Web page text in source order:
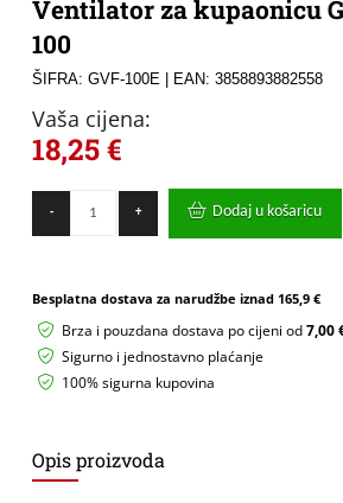
Ventilator za kupaonicu
100
ŠIFRA: GVF-100E | EAN: 3858893882558
Vaša cijena:
18,25€
-
kupaonicu
Fi
količina
+ Dodaj u košaricu
Besplatna dostava za narudžbe iznad 165,9 €
Brza i pouzdana dostava po cijeni od7,00
Sigurno i jednostavno plaćanje
100% sigurna kupovina
Opis proizvoda